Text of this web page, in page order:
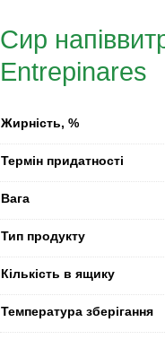
Сир
Entrepinares
Жирність, %
Термін придатності
Вага
Тип продукту
Кількість в ящику
Температура зберігання